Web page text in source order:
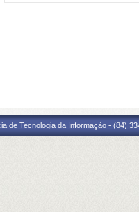
de Tecnologia da Informação - (84)